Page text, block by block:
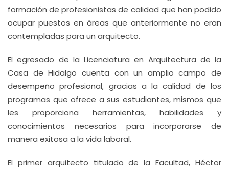
formación de profesionistas de calidad que han podido
ocupar puestos en áreas que anteriormente no eran
contempladas para un arquitecto.
El egresado de la Licenciatura en Arquitectura de la
Casa de Hidalgo cuenta con un amplio campo de
desempeño profesional, gracias a la calidad de los
programas que ofrece a sus estudiantes, mismos que
les proporciona herramientas, habilidades y
conocimientos necesarios para incorporarse de
manera exitosa a la vida laboral.
El primer arquitecto titulado de la Facultad, Héctor